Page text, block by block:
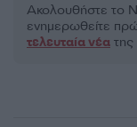
Ακολουθήστε το
ενημερωθείτε
τελευταία νέα